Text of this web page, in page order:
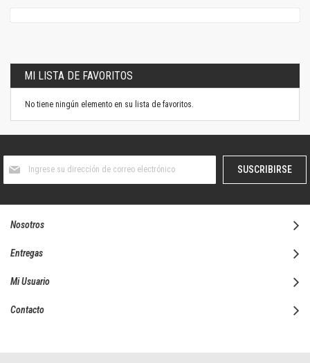
MI LISTA DE FAVORITOS
No tiene ningún elemento en su lista de favoritos.
boletín
SUSCRIBIRSE
Nosotros
Entregas
Mi Usuario
Contacto